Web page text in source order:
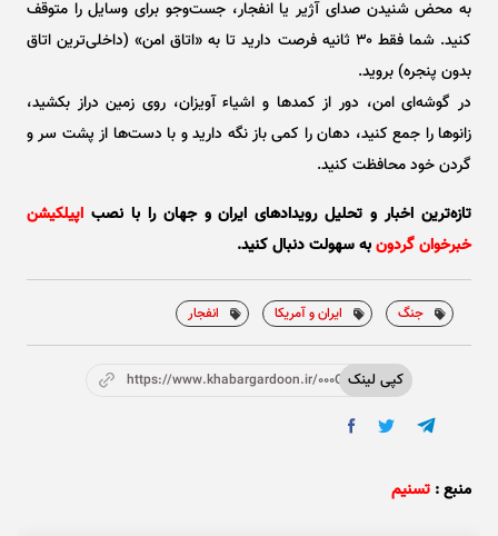
به محض شنیدن صدای آژیر یا انفجار، جست‌و‌جو برای وسایل را متوقف
کنید. شما فقط ۳۰ ثانیه فرصت دارید تا به «اتاق امن» (داخلی‌ترین اتاق
بدون پنجره) بروید.
در گوشه‌ای امن، دور از کمد‌ها و اشیاء آویزان، روی زمین دراز بکشید،
زانو‌ها را جمع کنید، دهان را کمی باز نگه دارید و با دست‌ها از پشت سر و
گردن خود محافظت کنید.
تازه‌ترین اخبار و تحلیل‌ رویدادهای ایران و جهان را با نصب اپیلکیشن
خبرخوان گردونبه سهولت دنبال کنید.
جنگ ایران و آمریکا انفجار
کپی لینکhttps://www.khabargardoon.ir/000OzG
منبع : تسنیم